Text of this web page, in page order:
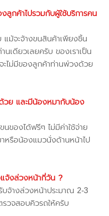
ลูกค้าไปรวมกับผู้ใช้บริการคน
ม้จะจ้างขนสินค้าเพียงชิ้น
นเดียวเลยครับ ของเราเป็น
ไม่มีของลูกค้าท่านพ่วงด้วย
วย และมีน้องหมากับน้อง
ของได้ฟรีๆ ไม่มีค่าใช้จ่าย
หรือน้องแมวนั่งด้านหน้าไป
จ้งล่วงหน้ากี่วัน ?
จ้างล่วงหน้าประมาณ 2-3
รวจสอบคิวรถให้ครับ